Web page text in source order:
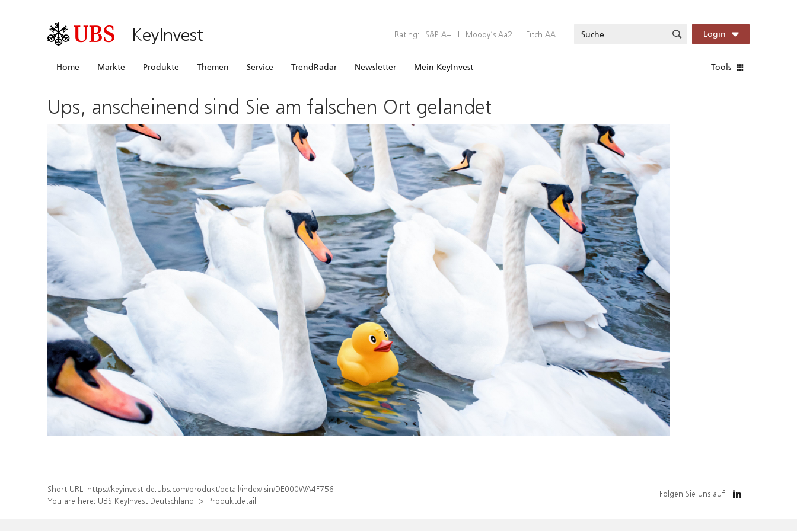
KeyInvest Rating: S&P A+ | Moody’s Aa2 | Fitch AA Login
Home Märkte Produkte Themen Service TrendRadar Newsletter Mein KeyInvest Tools
Ups, anscheinend sind Sie am falschen Ort gelandet
Short URL: https://keyinvest-de.ubs.com/produkt/detail/index/isin/DE000WA4F756
You are here: UBS KeyInvest Deutschland Produktdetail
Folgen Sie uns auf